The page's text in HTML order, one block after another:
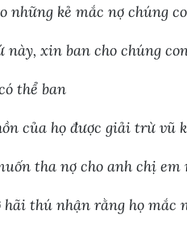
những kẻ mắc nợ chúng
xin ban cho chúng
thể ban
của họ được giải trừ vũ
tha nợ cho anh chị em
hãi thú nhận rằng họ mắc